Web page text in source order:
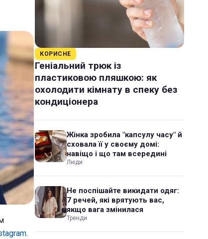
.
КОРИСНЕ
Геніальний трюк із
пластиковою пляшкою: як
охолодити кімнату в спеку без
кондиціонера
Жінка зробила "капсулу часу" й
сховала її у своєму домі:
навіщо і що там всередині
Люди
Не поспішайте викидати одяг:
7 речей, які врятують вас,
якщо вага змінилася
Тренди